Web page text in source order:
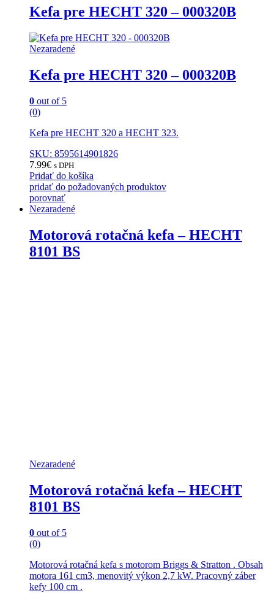
Kefa pre HECHT 320 – 000320B
Nezaradené
Kefa pre HECHT 320 – 000320B
0 out of 5
(0)
Kefa pre HECHT 320 a HECHT 323.
SKU: 8595614901826
7.99€ s DPH
Pridať do košíka
pridať do požadovaných produktov
porovnať
Nezaradené
Motorová rotačná kefa – HECHT
8101 BS
Nezaradené
Motorová rotačná kefa – HECHT
8101 BS
0 out of 5
(0)
Motorová rotačná kefa s motorom Briggs & Stratton . Obsah
motora 161 cm3, menovitý výkon 2,7 kW. Pracovný záber
kefy 100 cm .